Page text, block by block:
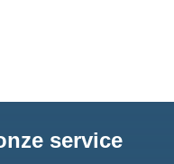
service